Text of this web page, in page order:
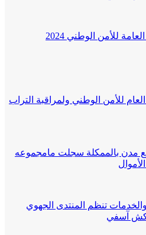
للأمن الوطني 2024
للأمن الوطني ولمراقبة التراب
مدن بالممكلة سجلت مامجموعه
تنظم المنتدى الجهوي
آسفي